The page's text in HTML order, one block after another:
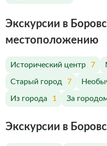
Экскурсии в
меcтоположению
Исторический центр 7
Старый город 7
Из города 1 За
Экскурсии в